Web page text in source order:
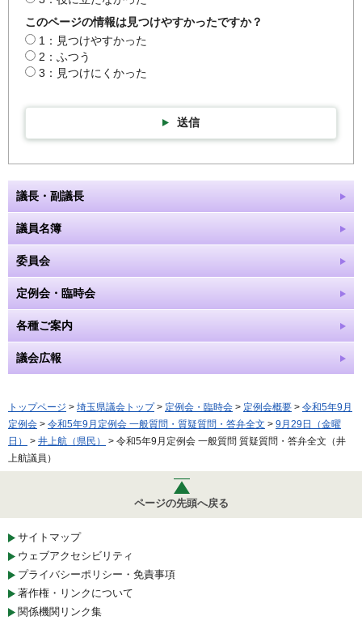
このページの情報は見つけやすかったですか？
1：見つけやすかった
2：ふつう
3：見つけにくかった
送信
議長・副議長
議員名簿
委員会
定例会・臨時会
各種ご案内
議会広報
トップページ > 埼玉県議会トップ> 定例会・臨時会 > 定例会概要 > 令和5年9月
定例会 > 令和5年9月定例会 一般質問・質疑質問・答弁全文 > 9月29日（金曜
日）
> 井上航（県民）
> 令和5年9月定例会 一般質問 質疑質問・答弁全文（井
上航議員）
ページの先頭へ戻る
サイトマップ
ウェブアクセシビリティ
プライバシーポリシー・免責事項
著作権・リンクについて
関係機関リンク集